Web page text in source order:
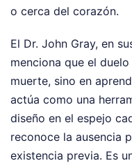
o cerca del corazón.
El Dr. John Gray, en
menciona que el
muerte, sino en
actúa como una
diseño en el espejo
reconoce la ausencia
existencia previa. Es